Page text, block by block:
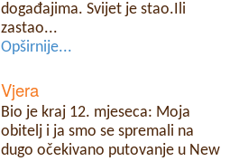
događajima. Svijet je stao.Ili
zastao...
Opširnije...
Vjera
Bio je kraj 12. mjeseca: Moja
obitelj i ja smo se spremali na
dugo očekivano putovanje u New